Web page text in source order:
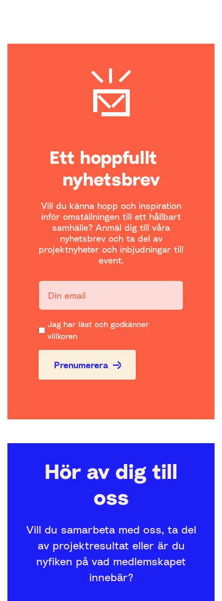
Ett hoppfullt
nyhetsbrev
Vill du känna hopp och inspiration
inför omställningen till ett hållbart
samhälle? Anmäl dig till våra
nyhetsbrev och ta del av
projektnyheter och inbjudningar till
event.
Jag har läst och godkänner
villkoren
Prenumerera
Hör av dig till
oss
Vill du samarbeta med oss, ta del
av projektresultat eller är du
nyfiken på vad medlemskapet
innebär?